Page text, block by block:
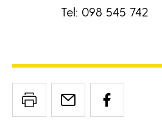
Tel: 098 545 742